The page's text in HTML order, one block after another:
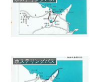
ホステリングバス